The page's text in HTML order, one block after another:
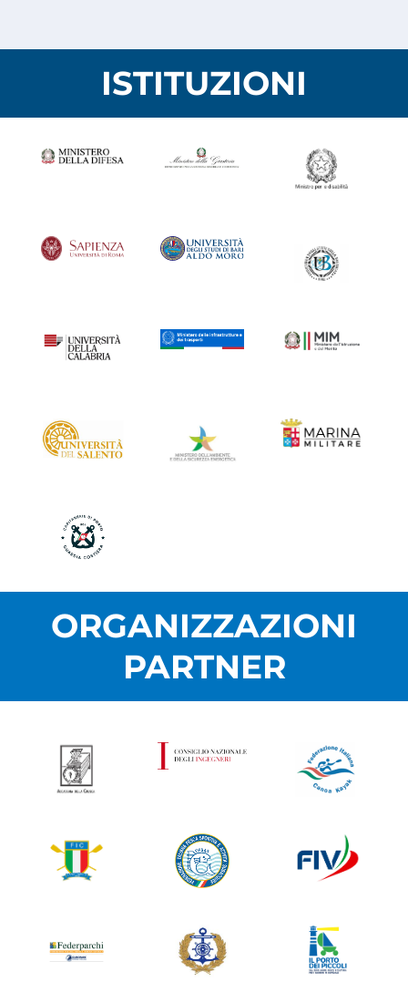
ISTITUZIONI
ORGANIZZAZIONI
PARTNER